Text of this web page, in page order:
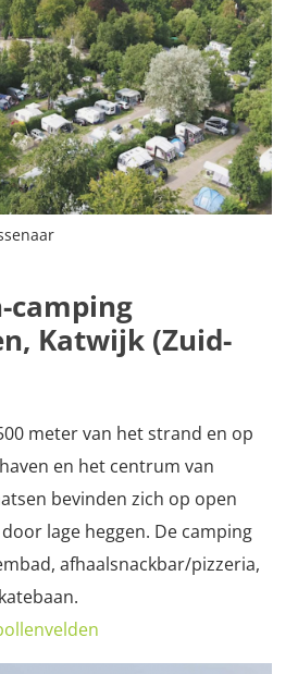
camping
Katwijk (Zuid-
meter van het strand en op
en het centrum van
bevinden zich op open
lage heggen. De camping
afhaalsnackbar/pizzeria,